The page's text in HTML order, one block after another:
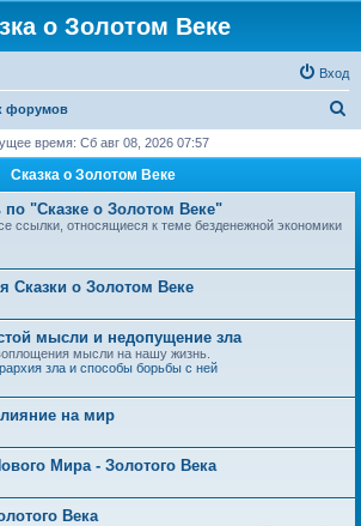
о Золотом Веке
Вход
форумов
с
время: Сб авг 08, 2026 07:57
Сказка о Золотом Веке
по "Сказке о Золотом Веке"
ссылки, относящиеся к теме безденежной экономики
Сказки о Золотом Веке
мысли и недопущение зла
мысли на нашу жизнь.
зла и способы борьбы с ней
на мир
Мира - Золотого Века
Века